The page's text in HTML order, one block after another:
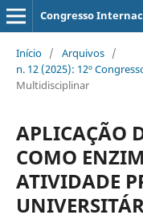
Congresso
Início / Arquivos /
n. 12 (2025): 12º
Multidisciplinar
APLICAÇÃO
COMO
ATIVIDADE